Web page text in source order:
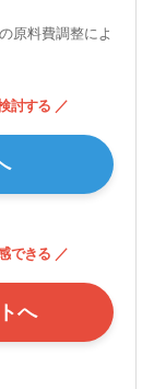
原料費調整によ
討する ／
できる ／
へ